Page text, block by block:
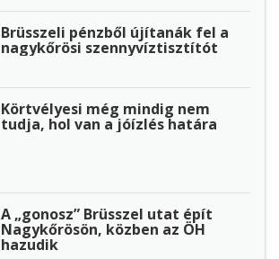
Brüsszeli pénzből újítanák fel a
nagykőrösi szennyvíztisztítót
Körtvélyesi még mindig nem
tudja, hol van a jóízlés határa
A „gonosz” Brüsszel utat épít
Nagykőrösön, közben az ÖH
hazudik